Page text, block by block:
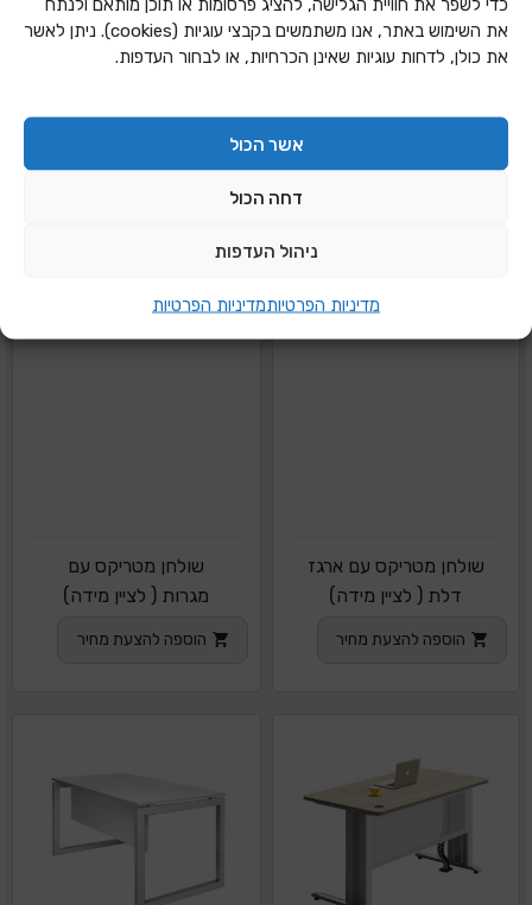
את השימוש באתר, אנו משתמשים בקבצי עוגיות (cookies). ניתן לאשר
את כולן, לדחות עוגיות שאינן הכרחיות, או לבחור העדפות.
אשר הכול
דחה הכול
ניהול העדפות
מדיניות הפרטיותמדיניות הפרטיות
עם שלוחה ומגרות
הוספה להצעת מחיר
מגרות ( לציין מידה)
הוספה להצעת מחיר
שולחן מטריקס עם ארגז
דלת ( לציין מידה)
הוספה להצעת מחיר
שולחן מטריקס עם
מגרות ( לציין מידה)
הוספה להצעת מחיר